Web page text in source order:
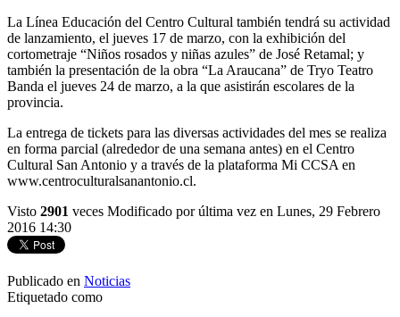
La Línea Educación del Centro Cultural también tendrá su actividad
de lanzamiento, el jueves 17 de marzo, con la exhibición del
cortometraje “Niños rosados y niñas azules” de José Retamal; y
también la presentación de la obra “La Araucana” de Tryo Teatro
Banda el jueves 24 de marzo, a la que asistirán escolares de la
provincia.
La entrega de tickets para las diversas actividades del mes se realiza
en forma parcial (alrededor de una semana antes) en el Centro
Cultural San Antonio y a través de la plataforma Mi CCSA en
www.centroculturalsanantonio.cl.
Visto 2901 veces Modificado por última vez en Lunes, 29 Febrero
2016 14:30
Publicado en Noticias
Etiquetado como